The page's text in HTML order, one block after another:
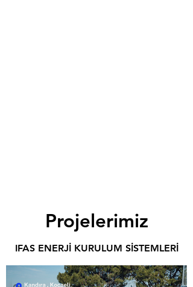
Projelerimiz
IFAS ENERJİ KURULUM SİSTEMLERİ